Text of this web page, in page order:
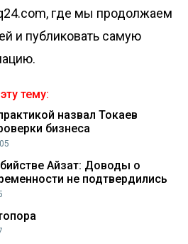
где мы продолжаем
и публиковать самую
тему:
назвал Токаев
бизнеса
Айзат: Доводы о
не подтвердились